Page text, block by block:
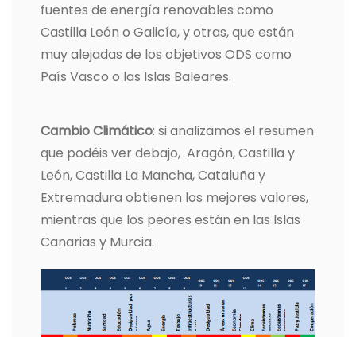
fuentes de energía renovables como
Castilla León o Galicía, y otras, que están
muy alejadas de los objetivos ODS como
País Vasco o las Islas Baleares.
Cambio Climático: si analizamos el resumen
que podéis ver debajo, Aragón, Castilla y
León, Castilla La Mancha, Cataluña y
Extremadura obtienen los mejores valores,
mientras que los peores están en las Islas
Canarias y Murcia.